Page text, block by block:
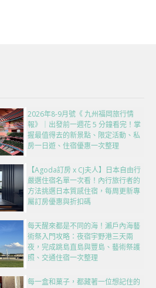
2026年8-9月號《 九州福岡旅行情
報》｜出發前一週花 5 分鐘看完！掌
握最值得去的新景點、限定活動、私
房一日遊、住宿優惠一次整理
【Agoda訂房 x CJ夫人】日本自由行
嚴選住宿名單一次看！內行旅行者的
方法挑選日本質感住宿，每周更新專
屬訂房優惠與折扣碼
每天醒來都是不同的海！瀨戶內海藝
術祭入門攻略：夜宿宇野港三天兩
夜，完成跳島直島與豐島、藝術祭護
照、交通住宿一次整理
每一盒和菓子，都藏著一位想記住的